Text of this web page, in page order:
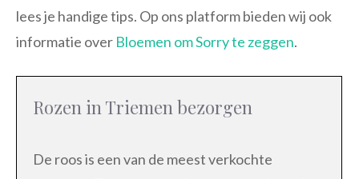
lees je handige tips. Op ons platform bieden wij ook
informatie over Bloemen om Sorry te zeggen.
Rozen in Triemen bezorgen
De roos is een van de meest verkochte